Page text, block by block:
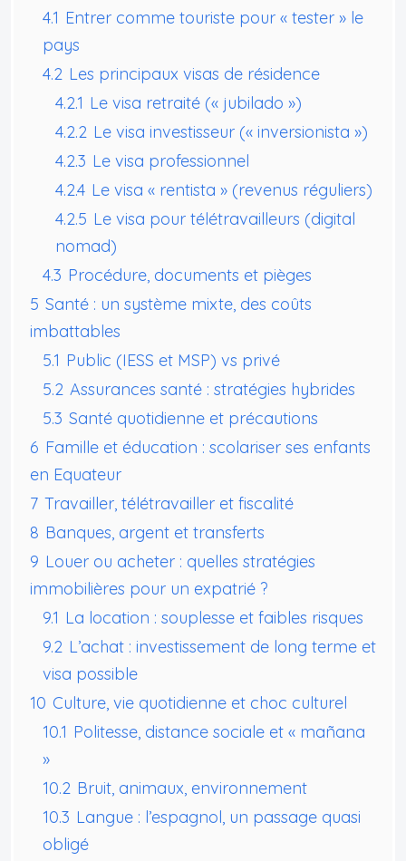
4.1 Entrer comme touriste pour « tester » le
pays
4.2 Les principaux visas de résidence
4.2.1 Le visa retraité (« jubilado »)
4.2.2 Le visa investisseur (« inversionista »)
4.2.3 Le visa professionnel
4.2.4 Le visa « rentista » (revenus réguliers)
4.2.5 Le visa pour télétravailleurs (digital
nomad)
4.3 Procédure, documents et pièges
5 Santé : un système mixte, des coûts
imbattables
5.1 Public (IESS et MSP) vs privé
5.2 Assurances santé : stratégies hybrides
5.3 Santé quotidienne et précautions
6 Famille et éducation : scolariser ses enfants
en Equateur
7 Travailler, télétravailler et fiscalité
8 Banques, argent et transferts
9 Louer ou acheter : quelles stratégies
immobilières pour un expatrié ?
9.1 La location : souplesse et faibles risques
9.2 L’achat : investissement de long terme et
visa possible
10 Culture, vie quotidienne et choc culturel
10.1 Politesse, distance sociale et « mañana
»
10.2 Bruit, animaux, environnement
10.3 Langue : l’espagnol, un passage quasi
obligé